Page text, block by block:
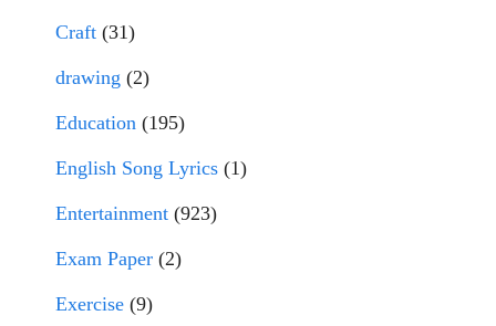
Craft (31)
drawing (2)
Education (195)
English Song Lyrics (1)
Entertainment (923)
Exam Paper (2)
Exercise (9)